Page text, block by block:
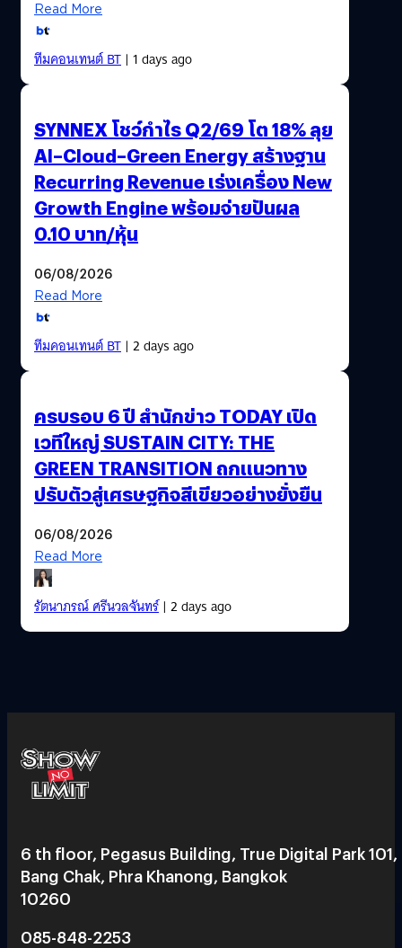
Read More
ทีมคอนเทนต์ BT| 1 days ago
SYNNEX โชว์กำไร Q2/69 โต 18% ลุย
AI–Cloud–Green Energy สร้างฐาน
Recurring Revenue เร่งเครื่อง New
Growth Engine พร้อมจ่ายปันผล
0.10 บาท/หุ้น
06/08/2026
Read More
ทีมคอนเทนต์ BT| 2 days ago
ครบรอบ 6 ปี สำนักข่าว TODAY เปิด
เวทีใหญ่ SUSTAIN CITY: THE
GREEN TRANSITION ถกแนวทาง
ปรับตัวสู่เศรษฐกิจสีเขียวอย่างยั่งยืน
06/08/2026
Read More
รัตนาภรณ์ ศรีนวลจันทร์| 2 days ago
6 th floor, Pegasus Building, True Digital Park 101,
Bang Chak, Phra Khanong, Bangkok
10260
085-848-2253